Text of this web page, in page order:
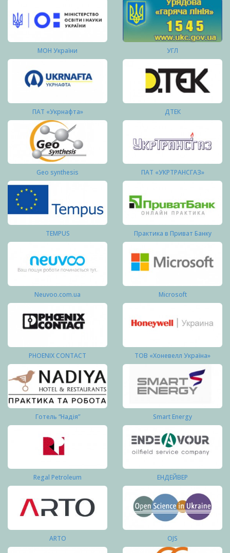
МОН України УГЛ
ПАТ «Укрнафта» ДТЕК
Geo synthesis ПАТ «УКРТРАНСГАЗ»
TEMPUS Практика в Приват Банку
Neuvoo.com.ua Microsoft
PHOENIX CONTACT ТОВ «Хоневелл Україна»
Готель “Надія” Smart Energy
Regal Petroleum ЕНДЕЙВЕР
ARTO OJS